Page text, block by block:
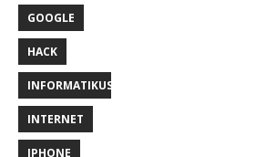
GOOGLE
HACK
INFORMATIKUS
INTERNET
IPHONE